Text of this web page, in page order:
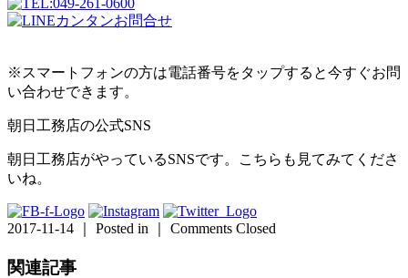
※スマートフォンの方は電話番号をタップすると今すぐお問
い合わせできます。
朝日工務店の公式SNS
朝日工務店がやっているSNSです。こちらも見てみてくださ
いね。
2017-11-14 ｜ Posted in ｜ Comments Closed
関連記事